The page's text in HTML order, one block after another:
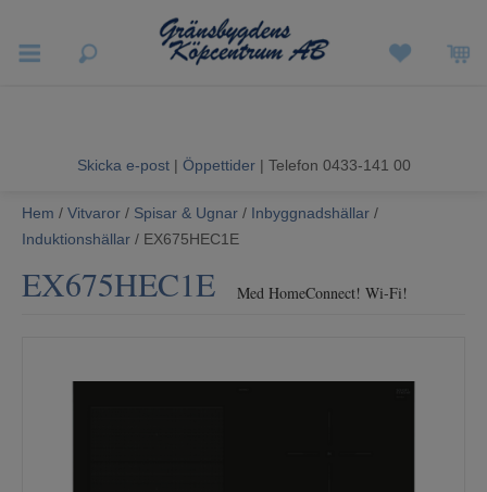
Sommarrea
Vitvaror
Skicka e-post | Öppettider| Telefon 0433-141 00
Hem / Vitvaror / Spisar & Ugnar / Inbyggnadshällar /
Induktionshällar / EX675HEC1E
EX675HEC1E Med HomeConnect! Wi-Fi!